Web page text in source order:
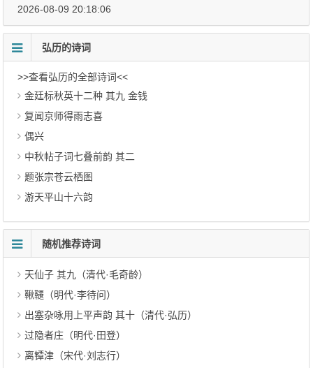
2026-08-09 20:18:06
弘历的诗词
>>查看弘历的全部诗词<<
金廷标秋英十二种 其九 金钱
复闻京师得雨志喜
偶兴
中秋帖子词七叠前韵 其二
题张宗苍云栖图
游天平山十六韵
随机推荐诗词
天仙子 其九（清代·毛奇龄）
鞦韆（明代·李待问）
出塞杂咏用上平声韵 其十（清代·弘历）
过隐者庄（明代·田登）
离镡津（宋代·刘志行）